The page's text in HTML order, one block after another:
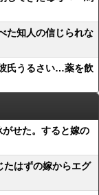
た知人の信じられな
氏うるさい…薬を飲
せた。すると嫁の
はずの嫁からエグ